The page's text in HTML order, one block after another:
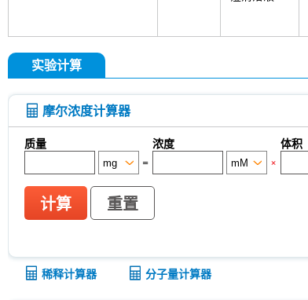
实验计算
摩尔浓度计算器
质量 浓度 体积
=
×
计算 重置
稀释计算器 分子量计算器